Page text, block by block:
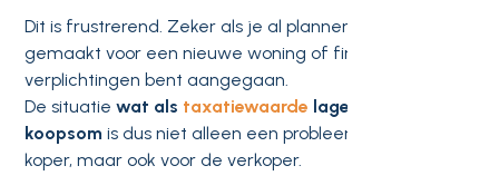
Dit is frustrerend. Zeker als je al plannen hebt
gemaakt voor een nieuwe woning of financiële
verplichtingen bent aangegaan.
De situatiewat als taxatiewaarde lager is dan
koopsom is dus niet alleen een probleem voor de
koper, maar ook voor de verkoper.